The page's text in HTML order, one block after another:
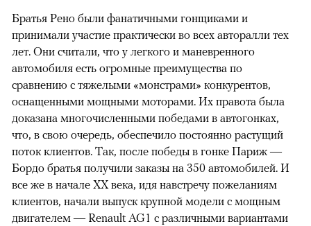
Братья Рено были фанатичными гонщиками и
принимали участие практически во всех авторалли тех
лет. Они считали, что у легкого и маневренного
автомобиля есть огромные преимущества по
сравнению с тяжелыми «монстрами» конкурентов,
оснащенными мощными моторами. Их правота была
доказана многочисленными победами в автогонках,
что, в свою очередь, обеспечило постоянно растущий
поток клиентов. Так, после победы в гонке Париж —
Бордо братья получили заказы на 350 автомобилей. И
все же в начале ХХ века, идя навстречу пожеланиям
клиентов, начали выпуск крупной модели с мощным
двигателем — Renault AG1 с различными вариантами